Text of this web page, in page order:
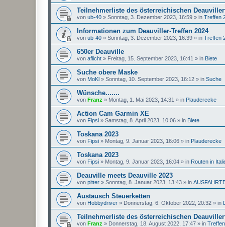
Teilnehmerliste des österreichischen
von ub-40 » Sonntag, 3. Dezember 2023, 16:59 » in Treffen
Informationen zum Deauviller-Treffen 2024
von ub-40 » Sonntag, 3. Dezember 2023, 16:39 » in Treffen
650er Deauville
von aflicht » Freitag, 15. September 2023, 16:41 » in Biete
Suche obere Maske
von MoKl » Sonntag, 10. September 2023, 16:12 » in Suche
Wünsche.......
von Franz » Montag, 1. Mai 2023, 14:31 » in Plauderecke
Action Cam Garmin XE
von Fipsi » Samstag, 8. April 2023, 10:06 » in Biete
Toskana 2023
von Fipsi » Montag, 9. Januar 2023, 16:06 » in Plauderecke
Toskana 2023
von Fipsi » Montag, 9. Januar 2023, 16:04 » in Routen in
Deauville meets Deauville 2023
von pitter » Sonntag, 8. Januar 2023, 13:43 » in
Austausch Steuerketten
von Hobbydriver » Donnerstag, 6. Oktober 2022, 20:32 » in
Teilnehmerliste des österreichischen
von Franz » Donnerstag, 18. August 2022, 17:47 » in